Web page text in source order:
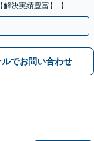
決実績豊富】【電
ルでお問い合わせ